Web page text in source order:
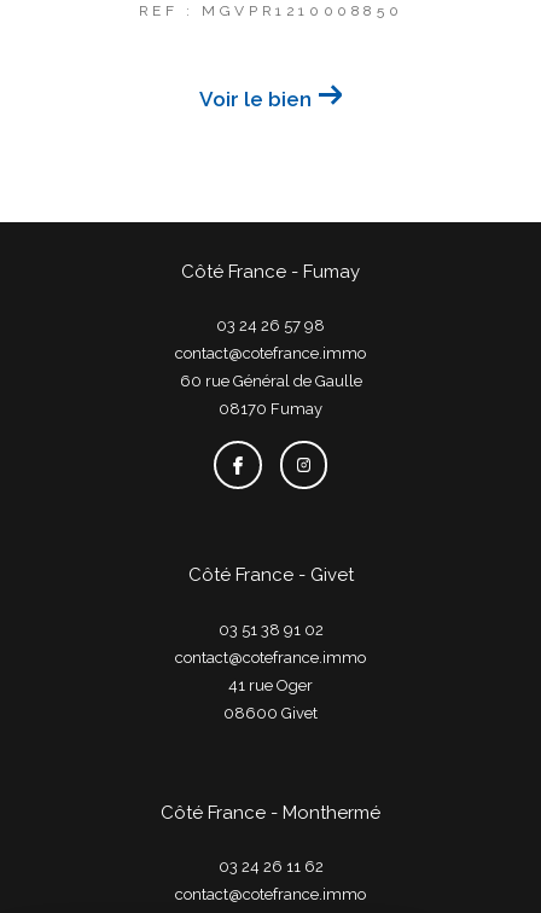
REF : MGVPR1210008850
Voir le bien
Côté France - Fumay
03 24 26 57 98
contact@cotefrance.immo
60 rue Général de Gaulle
08170
fumay
Côté France - Givet
03 51 38 91 02
contact@cotefrance.immo
41 rue Oger
08600
givet
Côté France - Monthermé
03 24 26 11 62
contact@cotefrance.immo